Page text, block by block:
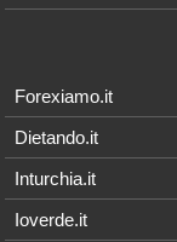
Forexiamo.it
Dietando.it
Inturchia.it
Ioverde.it